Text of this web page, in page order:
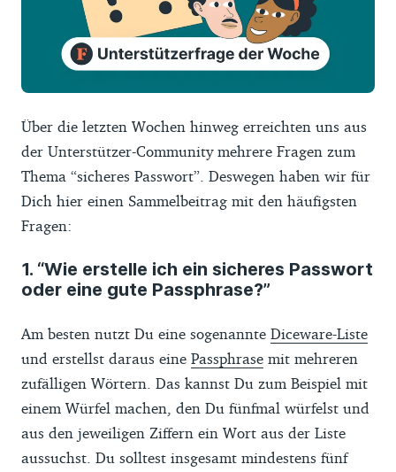
Über die letzten Wochen hinweg erreichten uns aus
der Unterstützer-Community mehrere Fragen zum
Thema “sicheres Passwort”. Deswegen haben wir für
Dich hier einen Sammelbeitrag mit den häufigsten
Fragen:
1. “Wie erstelle ich ein sicheres Passwort
oder eine gute Passphrase?”
Am besten nutzt Du eine sogenannte Diceware-Liste
und erstellst daraus eine Passphrase mit mehreren
zufälligen Wörtern. Das kannst Du zum Beispiel mit
einem Würfel machen, den Du fünfmal würfelst und
aus den jeweiligen Ziffern ein Wort aus der Liste
aussuchst. Du solltest insgesamt mindestens fünf